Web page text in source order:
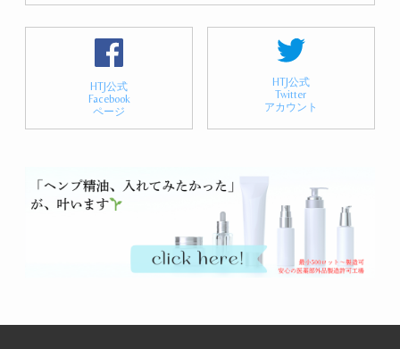
HTJ公式
Facebook
ページ
HTJ公式
Twitter
アカウント